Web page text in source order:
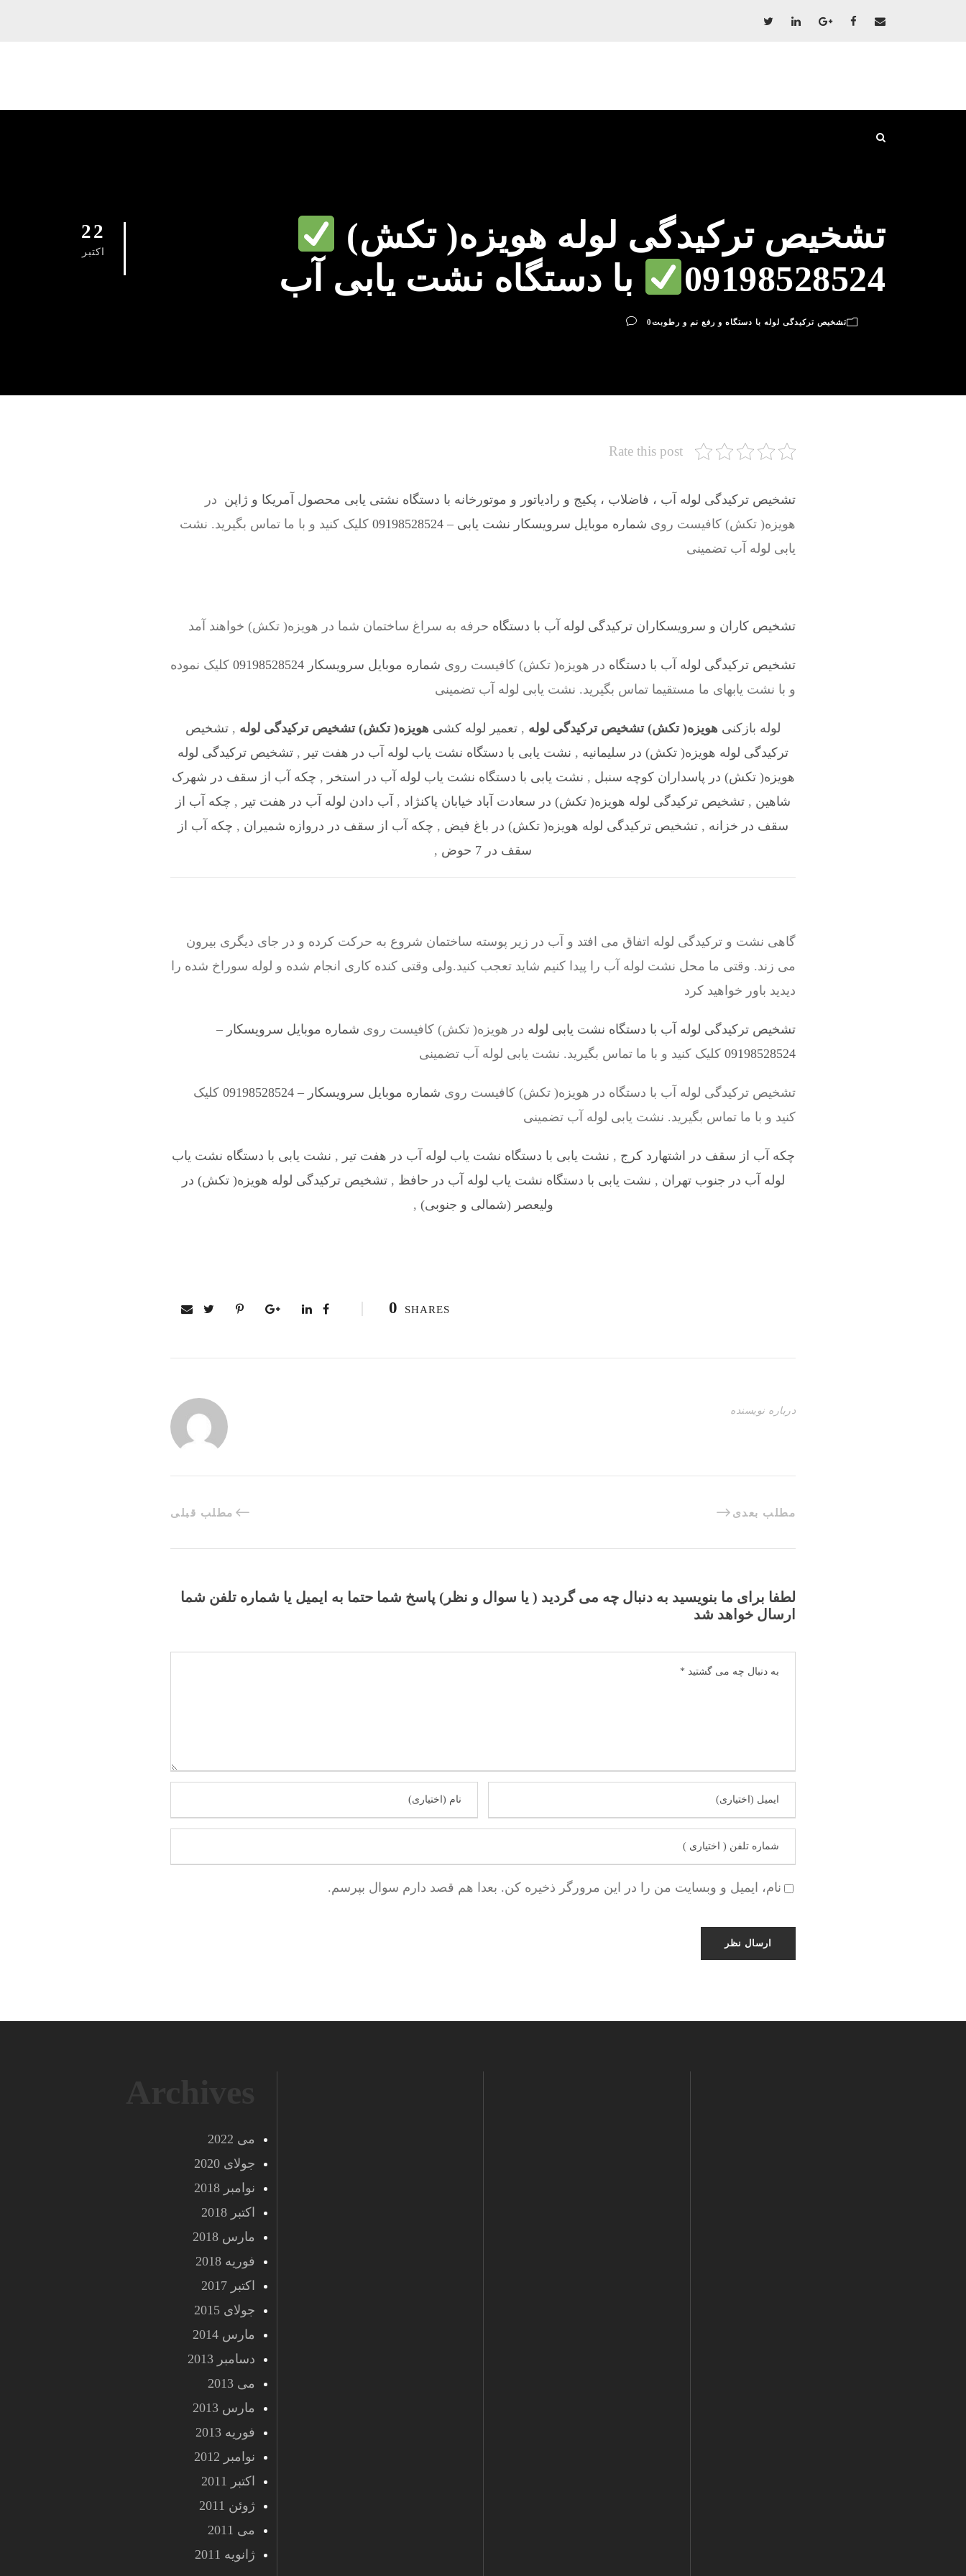
22
اکتبر
تشخیص ترکیدگی لوله هویزه( تکش)
09198528524
با دستگاه نشت یابی آب
تشخیص ترکیدگی لوله با دستگاه و رفع نم و رطوبت0
Rate this post
تشخیص ترکیدگی لوله آب ، فاضلاب ، پکیج و رادیاتور و موتورخانه با دستگاه نشتی یابی محصول آمریکا و ژاپن در
هویزه( تکش) کافیست روی شماره موبایل سرویسکار نشت یابی – 09198528524
کلیک کنید و با ما تماس بگیرید. نشت
یابی لوله آب تضمینی
تشخیص کاران و سرویسکاران ترکیدگی لوله آب با دستگاه حرفه به سراغ ساختمان شما در هویزه( تکش) خواهند آمد
تشخیص ترکیدگی لوله آب با دستگاه در هویزه( تکش) کافیست روی شماره موبایل سرویسکار 09198528524
کلیک نموده
و با نشت یابهای ما مستقیما تماس بگیرید. نشت یابی لوله آب تضمینی
لوله بازکنی هویزه( تکش) تشخیص ترکیدگی لوله , تعمیر لوله کشی هویزه( تکش) تشخیص ترکیدگی لوله , تشخیص
ترکیدگی لوله هویزه( تکش) در سلیمانیه , نشت یابی با دستگاه نشت یاب لوله آب در هفت تیر , تشخیص ترکیدگی لوله
هویزه( تکش) در پاسداران کوچه سنبل , نشت یابی با دستگاه نشت یاب لوله آب در استخر , چکه آب از سقف در شهرک
شاهین , تشخیص ترکیدگی لوله هویزه( تکش) در سعادت آباد خیابان پاکنژاد , آب دادن لوله آب در هفت تیر , چکه آب از
سقف در خزانه , تشخیص ترکیدگی لوله هویزه( تکش) در باغ فیض , چکه آب از سقف در دروازه شمیران , چکه آب از
سقف در 7 حوض
,
گاهی نشت و ترکیدگی لوله اتفاق می افتد و آب در زیر پوسته ساختمان شروع به حرکت کرده و در جای دیگری بیرون
می زند. وقتی ما محل نشت لوله آب را پیدا کنیم شاید تعجب کنید.ولی وقتی کنده کاری انجام شده و لوله سوراخ شده را
دیدید باور خواهید کرد
تشخیص ترکیدگی لوله آب با دستگاه نشت یابی لوله در هویزه( تکش) کافیست روی شماره موبایل سرویسکار –
09198528524 کلیک کنید و با ما تماس بگیرید. نشت یابی لوله آب تضمینی
تشخیص ترکیدگی لوله آب با دستگاه در هویزه( تکش) کافیست روی شماره موبایل سرویسکار – 09198528524
کلیک
کنید و با ما تماس بگیرید. نشت یابی لوله آب تضمینی
چکه آب از سقف در اشتهارد کرج , نشت یابی با دستگاه نشت یاب لوله آب در هفت تیر , نشت یابی با دستگاه نشت یاب
لوله آب در جنوب تهران , نشت یابی با دستگاه نشت یاب لوله آب در حافظ ,تشخیص ترکیدگی لوله هویزه( تکش) در
ولیعصر (شمالی و جنوبی) ,
0 SHARES
درباره نویسنده
مطلب قبلی مطلب بعدی
لطفا برای ما بنویسید به دنبال چه می گردید ( یا سوال و نظر) پاسخ شما حتما به ایمیل یا شماره تلفن شما
ارسال خواهد شد
نام، ایمیل و وبسایت من را در این مرورگر ذخیره کن. بعدا هم قصد دارم سوال بپرسم.
می 2022
جولای 2020
نوامبر 2018
اکتبر 2018
مارس 2018
فوریه 2018
اکتبر 2017
جولای 2015
مارس 2014
دسامبر 2013
می 2013
مارس 2013
فوریه 2013
نوامبر 2012
اکتبر 2011
ژوئن 2011
می 2011
ژانویه 2011